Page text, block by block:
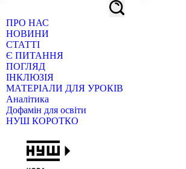
ПРО НАС
НОВИНИ
СТАТТІ
Є ПИТАННЯ
ПОГЛЯД
ІНКЛЮЗІЯ
МАТЕРІАЛИ ДЛЯ УРОКІВ
Аналітика
Дофамін для освіти
НУШ КОРОТКО